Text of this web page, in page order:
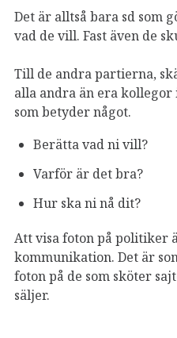
Det är alltså bara sd som
vad de vill. Fast även de
Till de andra partierna,
alla andra än era
som betyder något.
Berätta vad ni vill?
Varför är det bra?
Hur ska ni nå dit?
Att visa foton på politiker
kommunikation. Det är
foton på de som sköter
säljer.